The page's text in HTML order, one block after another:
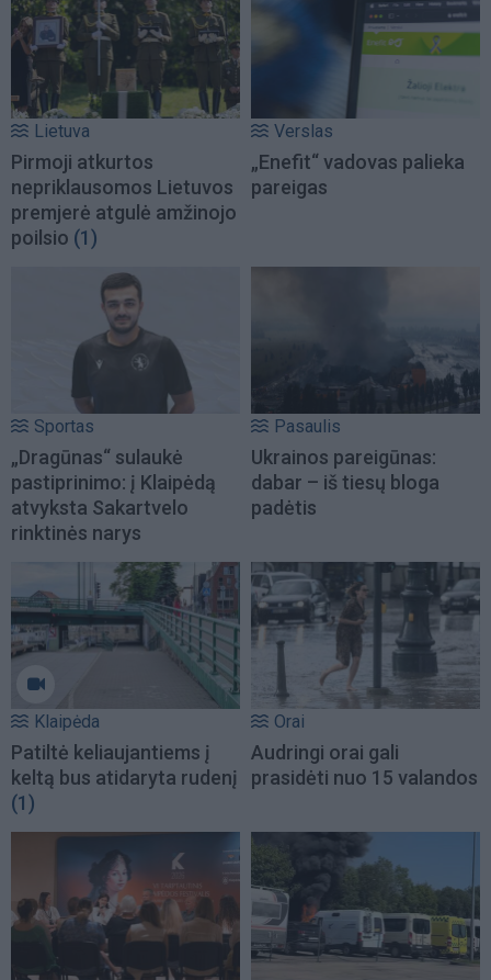
Lietuva
Pirmoji atkurtos
nepriklausomos Lietuvos
premjerė atgulė amžinojo
poilsio (1)
Verslas
„Enefit“ vadovas palieka
pareigas
Sportas
„Dragūnas“ sulaukė
pastiprinimo: į Klaipėdą
atvyksta Sakartvelo
rinktinės narys
Pasaulis
Ukrainos pareigūnas:
dabar – iš tiesų bloga
padėtis
Klaipėda
Patiltė keliaujantiems į
keltą bus atidaryta rudenį
(1)
Orai
Audringi orai gali
prasidėti nuo 15 valandos